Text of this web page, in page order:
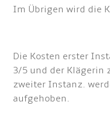
Im Übrigen wird die
Die Kosten erster
3/5 und der Klägerin
zweiter Instanz.
aufgehoben.